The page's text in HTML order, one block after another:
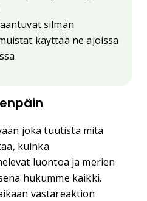
silmän
käyttää ne ajoissa
joka tuutista mitä
kuinka
luontoa ja merien
hukumme kaikki.
vastareaktion